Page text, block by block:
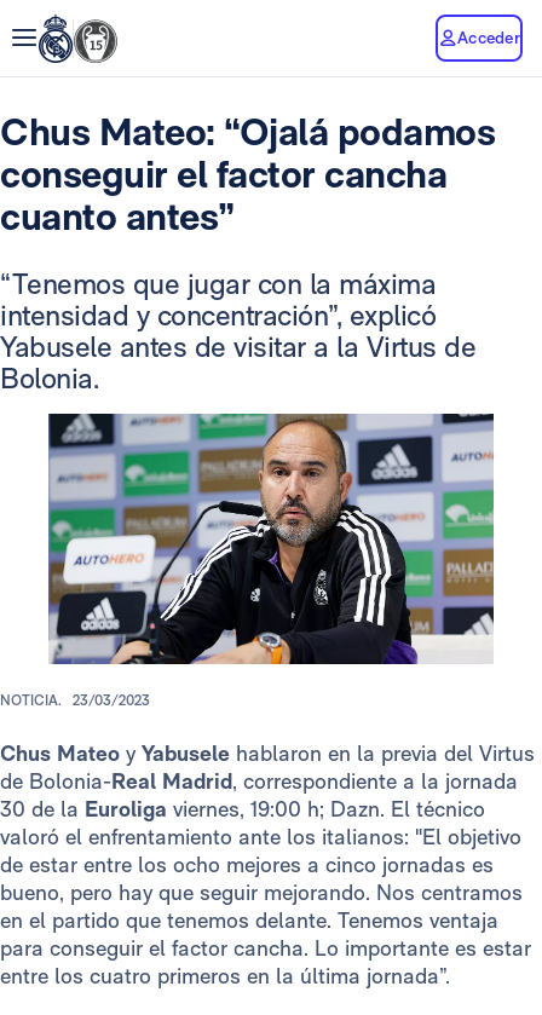
Acceder
Chus Mateo: “Ojalá podamos
conseguir el factor cancha
cuanto antes”
“Tenemos que jugar con la máxima
intensidad y concentración”, explicó
Yabusele antes de visitar a la Virtus de
Bolonia.
NOTICIA. 23/03/2023
Chus Mateo yYabusele hablaron en la previa del Virtus
de Bolonia-Real Madrid, correspondiente a la jornada
30 de la Euroliga viernes, 19:00 h; Dazn. El técnico
valoró el enfrentamiento ante los italianos: "El objetivo
de estar entre los ocho mejores a cinco jornadas es
bueno, pero hay que seguir mejorando. Nos centramos
en el partido que tenemos delante. Tenemos ventaja
para conseguir el factor cancha. Lo importante es estar
entre los cuatro primeros en la última jornada”.